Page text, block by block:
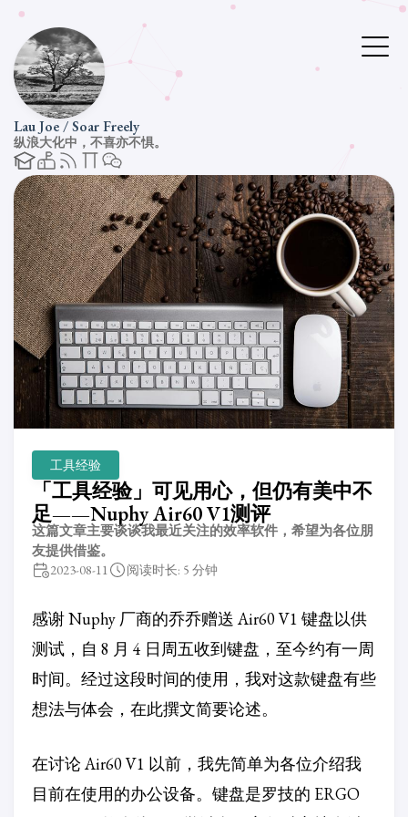
Lau Joe / Soar Freely
纵浪大化中，不喜亦不惧。
工具经验
「工具经验」可见用心，但仍有美中不
足——Nuphy Air60 V1测评
这篇文章主要谈谈我最近关注的效率软件，希望为各位朋
友提供借鉴。
2023-08-11 阅读时长: 5 分钟
感谢 Nuphy 厂商的乔乔赠送 Air60 V1 键盘以供
测试，自 8 月 4 日周五收到键盘，至今约有一周
时间。经过这段时间的使用，我对这款键盘有些
想法与体会，在此撰文简要论述。
在讨论 Air60 V1 以前，我先简单为各位介绍我
目前在使用的办公设备。键盘是罗技的 ERGO